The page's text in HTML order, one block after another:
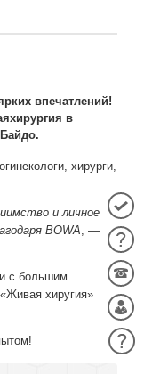
впечатлений!
в
хирурги,
и личное
BOWA, —
с большим
хиругия»